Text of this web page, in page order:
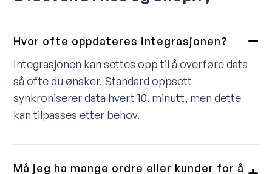
Hvor ofte oppdateres integrasjonen?
Integrasjonen kan settes opp til å overføre data
så ofte du ønsker. Standard oppsett
synkroniserer data hvert 10. minutt, men dette
kan tilpasses etter behov.
Må jeg ha mange ordre eller kunder for å